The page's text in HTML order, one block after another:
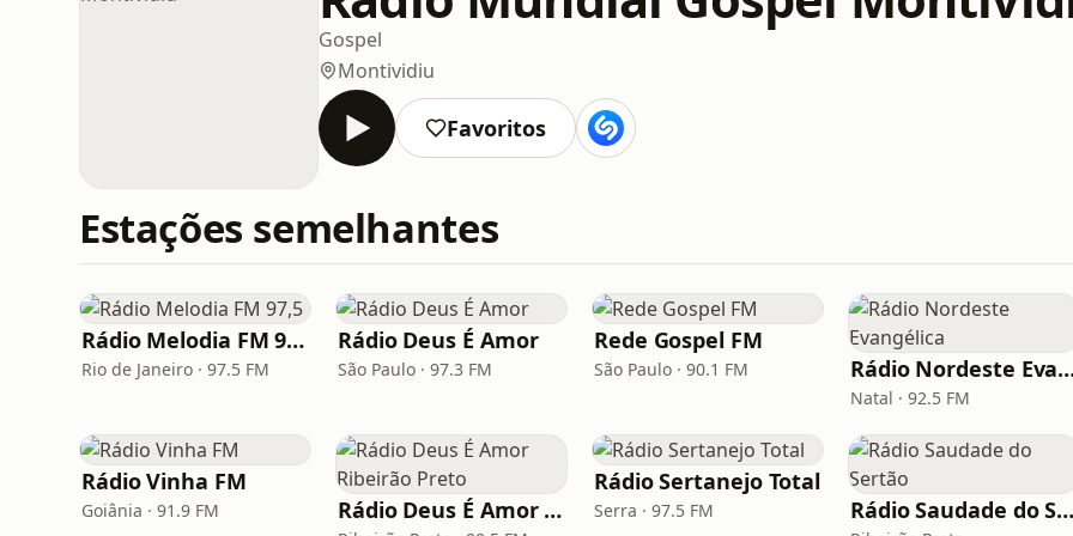
Gospel
Montividiu
Favoritos
Estações semelhantes
Rádio Melodia FM 97,5
Rio de Janeiro · 97.5 FM
Rádio Deus É Amor
São Paulo · 97.3 FM
Rede Gospel FM
São Paulo · 90.1 FM Rádio Nordeste
Natal · 92.5 FM
Rádio Vinha FM
Goiânia · 91.9 FM Rádio Deus É Amor Ribeirão Preto
Rádio Sertanejo Total
Serra · 97.5 FM Rádio Saudade do Sertão